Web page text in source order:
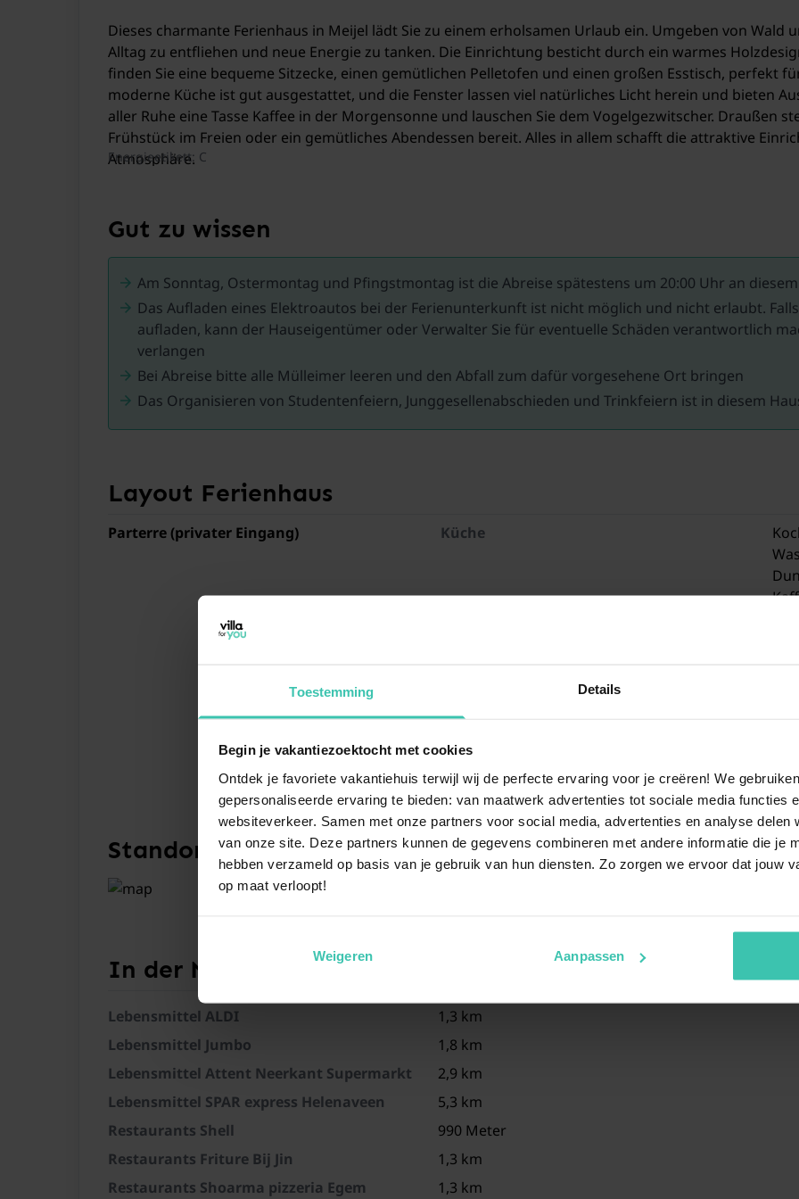
Toestemming Details
Begin je vakantiezoektocht met cookies
Ontdek je favoriete vakantiehuis terwijl wij de perfecte ervaring voor je creëren! We
gepersonaliseerde ervaring te bieden: van maatwerk advertenties tot sociale media functies
websiteverkeer. Samen met onze partners voor social media, advertenties en analyse delen
van onze site. Deze partners kunnen de gegevens combineren met andere informatie die je
hebben verzameld op basis van je gebruik van hun diensten. Zo zorgen we ervoor dat jouw
op maat verloopt!
Weigeren Aanpassen
Dieses charmante Ferienhaus in Meijel lädt Sie zu einem erholsamen Urlaub ein. Umgeben von Wald
Alltag zu entfliehen und neue Energie zu tanken. Die Einrichtung besticht durch ein warmes
finden Sie eine bequeme Sitzecke, einen gemütlichen Pelletofen und einen großen Esstisch, perfekt
moderne Küche ist gut ausgestattet, und die Fenster lassen viel natürliches Licht herein und bieten
aller Ruhe eine Tasse Kaffee in der Morgensonne und lauschen Sie dem Vogelgezwitscher. Draußen
Frühstück im Freien oder ein gemütliches Abendessen bereit. Alles in allem schafft die attraktive
Atmosphäre.
oder lassen Sie ihn mit einem Glas Wein in der Abendsonne ausklingen. Der gepflegte Garten bietet
In der Umgebung gibt es zahlreiche Freizeitmöglichkeiten. Besuchen Sie zum Beispiel den
und einzigartigen Landschaften bekannt ist, oder das Freilichtmuseum Eynderhoof, in dem Sie das
Für Familien ist ein Ausflug in den nahe gelegenen Vergnügungspark Toverland sehr zu empfehlen.
Energieetikett: C
Gut zu wissen
Am Sonntag, Ostermontag und Pfingstmontag ist die Abreise spätestens um 20:00 Uhr an
Das Aufladen eines Elektroautos bei der Ferienunterkunft ist nicht möglich und nicht erlaubt.
aufladen, kann der Hauseigentümer oder Verwalter Sie für eventuelle Schäden verantwortlich
verlangen
Bei Abreise bitte alle Mülleimer leeren und den Abfall zum dafür vorgesehene Ort bringen
Das Organisieren von Studentenfeiern, Junggesellenabschieden und Trinkfeiern ist in diesem
Layout Ferienhaus
Parterre (privater Eingang) Küche
Schlafzimmer
TV
Schlafzimmer
TV
Toilette
Wirtschaftsraum
Standort
In der Nähe von
Lebensmittel ALDI
1,3 km
Lebensmittel Jumbo
1,8 km
Lebensmittel Attent Neerkant Supermarkt
2,9 km
Lebensmittel SPAR express Helenaveen
5,3 km
Restaurants Shell
990 Meter
Restaurants Friture Bij Jin
1,3 km
Restaurants Shoarma pizzeria Egem
1,3 km